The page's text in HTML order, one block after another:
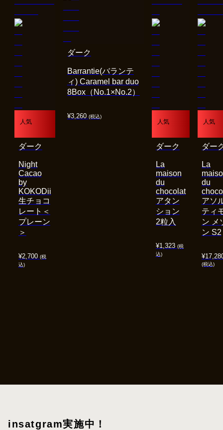
人気
¥2,700 (税
込)
Night
Cacao
by
KOKODii
生チョコ
レート＜
プレーン
＞
ダーク
¥3,260 (税込)
Barrantie(バランテ
ィ) Caramel bar duo
8Box（No.1×No.2）
ダーク
人気
¥1,323 (税
込)
La
maison
du
chocolat
アタン
ション
2粒入
ダーク
人気
¥
(税込)
La
du
アソ
ティ
ン メ
ン S2
ダー
insatgram実施中！